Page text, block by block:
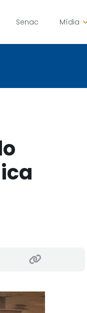
Senac Mídia